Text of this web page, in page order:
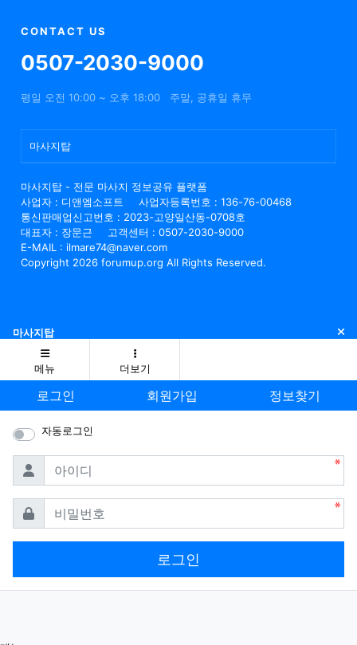
CONTACT US
0507-2030-9000
평일 오전 10:00 ~ 오후 18:00 주말, 공휴일 휴무
마사지탑
마사지탑 - 전문 마사지 정보공유 플랫폼
사업자 : 디앤엠소프트
사업자등록번호 : 136-76-00468
통신판매업신고번호 : 2023-고양일산동-0708호
대표자 : 장문근
고객센터 : 0507-2030-9000
E-MAIL : ilmare74@naver.com
Copyright 2026 forumup.org All Rights Reserved.
마사지탑 닫
메뉴 더보기
로그인 회원가입 정보찾기
자동로그인
아이디
비밀번호
로그인